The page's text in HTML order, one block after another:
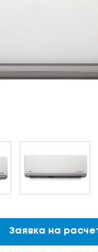
Заявка на